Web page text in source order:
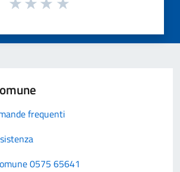
frequenti
0575 65641